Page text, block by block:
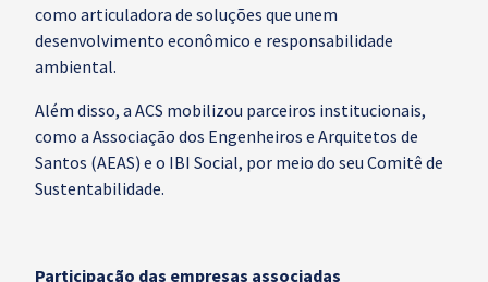
como articuladora de soluções que unem
desenvolvimento econômico e responsabilidade
ambiental.
Além disso, a ACS mobilizou parceiros institucionais,
como a Associação dos Engenheiros e Arquitetos de
Santos (AEAS) e o IBI Social, por meio do seu Comitê de
Sustentabilidade.
Participação das empresas associadas